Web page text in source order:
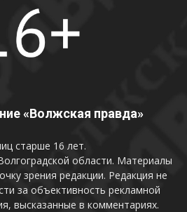
«Волжская правда»
старше 16 лет.
области. Материалы
зрения редакции. Редакция не
за объективность рекламной
высказанные в комментариях.